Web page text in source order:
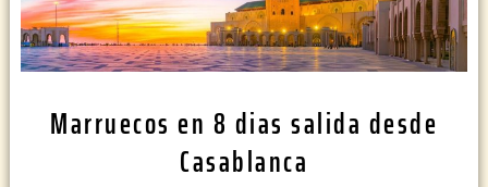
Marruecos en 8 dias salida desde
Casablanca